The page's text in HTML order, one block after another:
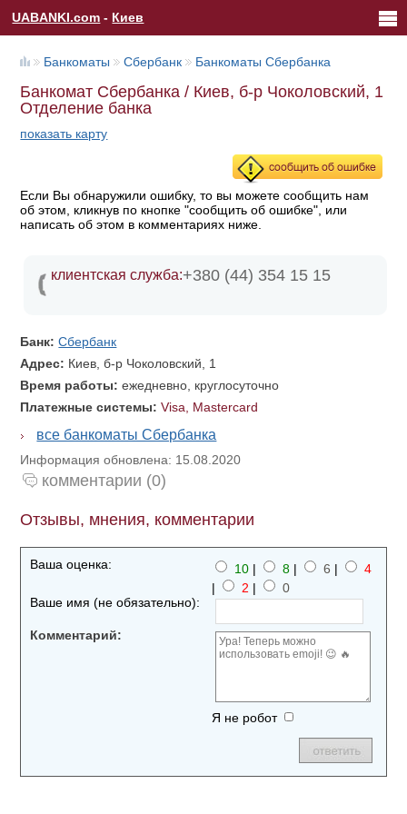
UABANKI.com - Киев
Банкоматы Сбербанк Банкоматы Сбербанка
Банкомат Сбербанка / Киев, б-р Чоколовский, 1
Отделение банка
показать карту
Если Вы обнаружили ошибку, то вы можете сообщить нам
об этом, кликнув по кнопке "сообщить об ошибке", или
написать об этом в комментариях ниже.
клиентская служба:+380 (44) 354 15 15
Банк:Сбербанк
Адрес: Киев, б-р Чоколовский, 1
Время работы:ежедневно, круглосуточно
Платежные системы:Visa, Mastercard
все банкоматы Сбербанка
Информация обновлена: 15.08.2020
комментарии (0)
Отзывы, мнения, комментарии
Ваша оценка: 10 | 8 | 6 |
4
|
2 |
0
Ваше имя (не обязательно):
Комментарий:
Я не робот